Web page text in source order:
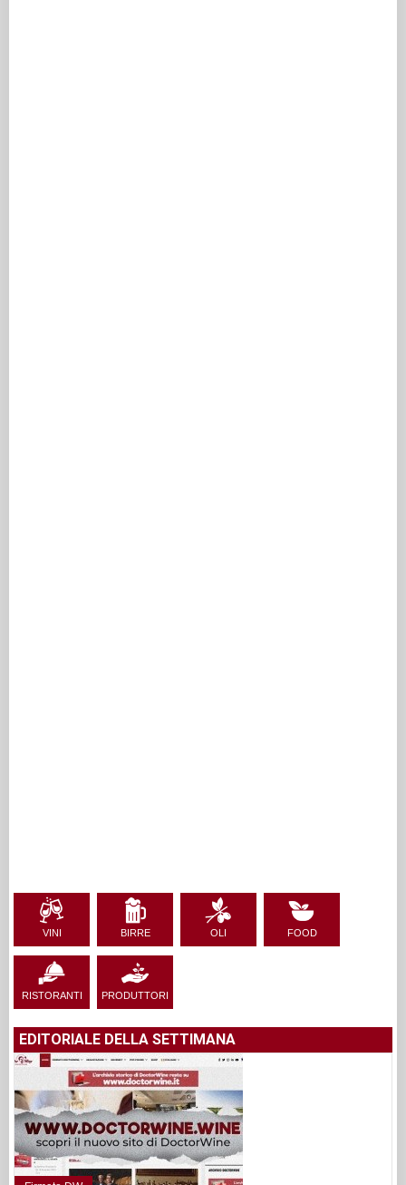
VINI BIRRE OLI FOOD
RISTORANTI PRODUTTORI
EDITORIALE DELLA SETTIMANA